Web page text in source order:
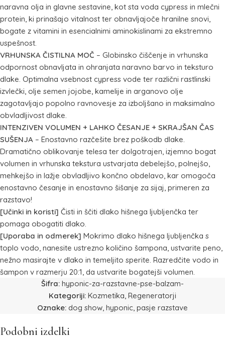
naravna olja in glavne sestavine, kot sta voda cypress in mlečni
protein, ki prinašajo vitalnost ter obnavljajoče hranilne snovi,
bogate z vitamini in esencialnimi aminokislinami za ekstremno
uspešnost.
VRHUNSKA ČISTILNA MOČ – Globinsko čiščenje in vrhunska
odpornost obnavljata in ohranjata naravno barvo in teksturo
dlake. Optimalna vsebnost cypress vode ter različni rastlinski
izvlečki, olje semen jojobe, kamelije in arganovo olje
zagotavljajo popolno ravnovesje za izboljšano in maksimalno
obvladljivost dlake.
INTENZIVEN VOLUMEN + LAHKO ČESANJE + SKRAJŠAN ČAS
SUŠENJA – Enostavno razčešite brez poškodb dlake.
Dramatično oblikovanje telesa ter dolgotrajen, izjemno bogat
volumen in vrhunska tekstura ustvarjata debelejšo, polnejšo,
mehkejšo in lažje obvladljivo končno obdelavo, kar omogoča
enostavno česanje in enostavno šišanje za sijaj, primeren za
razstavo!
[Učinki in koristi] Čisti in ščiti dlako hišnega ljubljenčka ter
pomaga obogatiti dlako.
[Uporaba in odmerek] Mokrimo dlako hišnega ljubljenčka s
toplo vodo, nanesite ustrezno količino šampona, ustvarite peno,
nežno masirajte v dlako in temeljito sperite. Razredčite vodo in
šampon v razmerju 20:1, da ustvarite bogatejši volumen.
Šifra: hyponic-za-razstavne-pse-balzam-
Kategoriji: Kozmetika, Regeneratorji
Oznake: dog show, hyponic, pasje razstave
Podobni izdelki